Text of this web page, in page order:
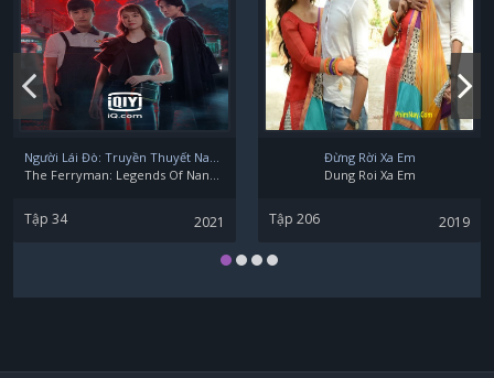
Người Lái Đò: Truyền Thuyết Nam Dương
The Ferryman: Legends Of Nanyang
Tập 34 2021
Đừng Rời Xa Em
Dung Roi Xa Em
Tập 206 2019